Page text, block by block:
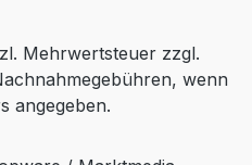
Mehrwertsteuer zzgl.
wenn
angegeben.